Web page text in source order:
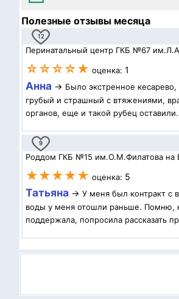
Полезные отзывы месяца
12
Перинатальный центр ГКБ №67
☆☆☆☆★ оценка: 1
Анна → Было экстренное
грубый и страшный с втяжениями,
органов, еще и такой рубец
9
Роддом ГКБ №15 им.О.М.Филатова на
★★★★★ оценка: 5
Татьяна → У меня был контракт с
воды у меня отошли раньше. Помню,
поддержала, попросила рассказать